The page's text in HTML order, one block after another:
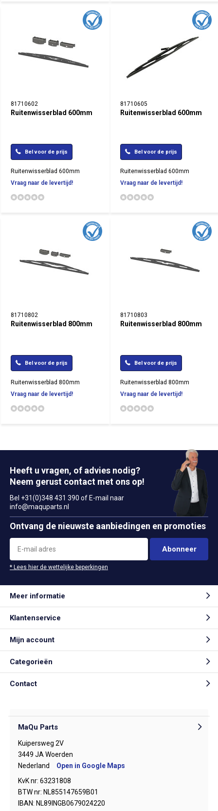
81710602
Ruitenwisserblad 600mm
Bel voor de prijs
Ruitenwisserblad 600mm
Vraag naar de levertijd!
81710605
Ruitenwisserblad 600mm
Bel voor de prijs
Ruitenwisserblad 600mm
Vraag naar de levertijd!
81710802
Ruitenwisserblad 800mm
Bel voor de prijs
Ruitenwisserblad 800mm
Vraag naar de levertijd!
81710803
Ruitenwisserblad 800mm
Bel voor de prijs
Ruitenwisserblad 800mm
Vraag naar de levertijd!
Heeft u vragen, of advies nodig?
Neem gerust contact met ons op!
Bel +31(0)348 431 390 of E-mail naar
info@maquparts.nl
Ontvang de nieuwste aanbiedingen en promoties
Abonneer
* Lees hier de wettelijke beperkingen
Meer informatie
Klantenservice
Mijn account
Categorieën
Contact
MaQu Parts
Kuipersweg 2V
3449 JA Woerden
Nederland
Open in Google Maps
KvK nr: 63231808
BTW nr: NL855147659B01
IBAN: NL89INGB0679024220